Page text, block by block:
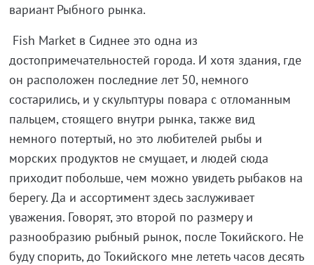
вариант Рыбного рынка.
Fish Market в Сиднее это одна из
достопримечательностей города. И хотя здания, где
он расположен последние лет 50, немного
состарились, и у скульптуры повара с отломанным
пальцем, стоящего внутри рынка, также вид
немного потертый, но это любителей рыбы и
морских продуктов не смущает, и людей сюда
приходит побольше, чем можно увидеть рыбаков на
берегу. Да и ассортимент здесь заслуживает
уважения. Говорят, это второй по размеру и
разнообразию рыбный рынок, после Токийского. Не
буду спорить, до Токийского мне лететь часов десять